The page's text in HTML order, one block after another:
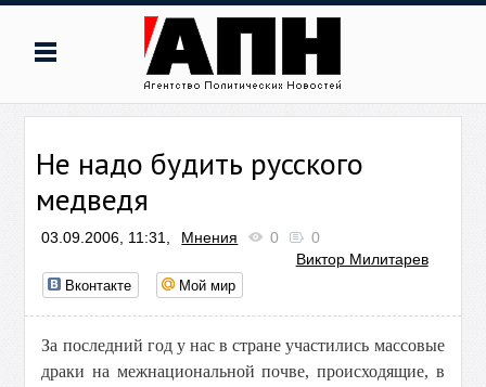
Не надо будить русского
медведя
03.09.2006, 11:31, Мнения 0
0
Виктор Милитарев
Вконтакте Мой мир
За последний год у нас в стране участились массовые
драки на межнациональной почве, происходящие, в